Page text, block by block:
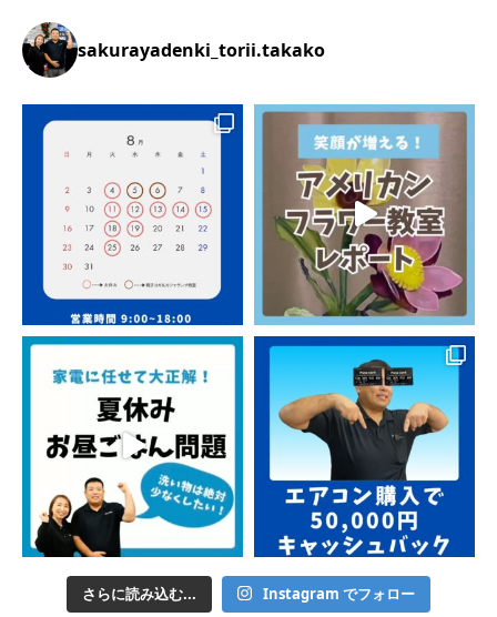
sakurayadenki_torii.takako
さらに読み込む... Instagram でフォロー